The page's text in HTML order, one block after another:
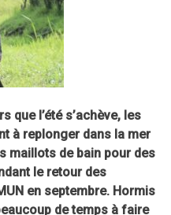
que l’été s’achève, les
à replonger dans la mer
maillots de bain pour des
le retour des
en septembre. Hormis
de temps à faire